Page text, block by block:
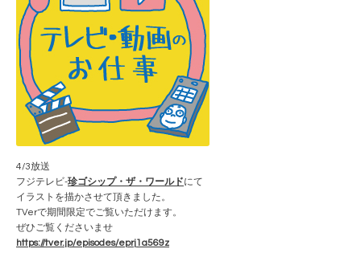
4/3放送
フジテレビ-珍ゴシップ・ザ・ワールドにて
イラストを描かさせて頂きました。
TVerで期間限定でご覧いただけます。
ぜひご覧くださいませ
https://tver.jp/episodes/eprj1a569z